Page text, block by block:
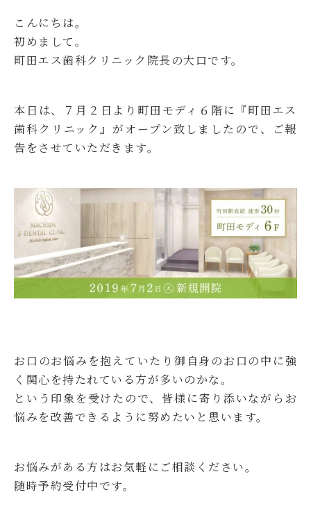
こんにちは。
初めまして。
町田エス歯科クリニック院長の大口です。
本日は、７月２日より町田モディ６階に『町田エス
歯科クリニック』がオープン致しましたので、ご報
告をさせていただきます。
お口のお悩みを抱えていたり御自身のお口の中に強
く関心を持たれている方が多いのかな。
という印象を受けたので、皆様に寄り添いながらお
悩みを改善できるように努めたいと思います。
お悩みがある方はお気軽にご相談ください。
随時予約受付中です。